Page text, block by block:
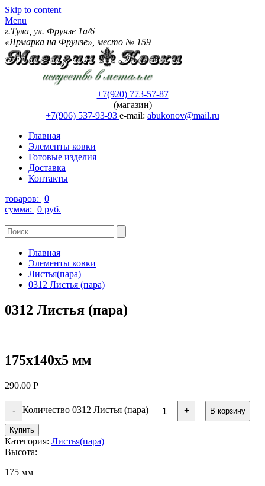
Skip to content
Menu
г.Тула, ул. Фрунзе 1а/6
«Ярмарка на Фрунзе», место № 159
+7(920) 773-57-87
(магазин)
+7(906) 537-93-93 e-mail: abukonov@mail.ru
Главная
Элементы ковки
Готовые изделия
Доставка
Контакты
товаров: 0
сумма: 0 руб.
Главная
Элементы ковки
Листья(пара)
0312 Листья (пара)
0312 Листья (пара)
175х140х5 мм
290.00 Р
- Количество 0312 Листья (пара) + В корзину
Купить
Категория: Листья(пара)
Высота:
175 мм